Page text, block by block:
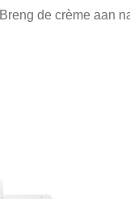
Breng de crème aan